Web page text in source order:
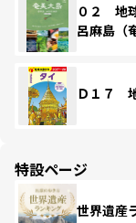
０２ 地
呂麻島（
Ｄ１７
特設ページ
世界遺産